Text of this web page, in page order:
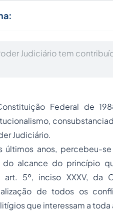
Judiciário tem
Federal de
Judiciário.
últimos anos, percebeu-
alcance do princípio
art. 5º, inciso XXXV, da
de todos os
que interessam a